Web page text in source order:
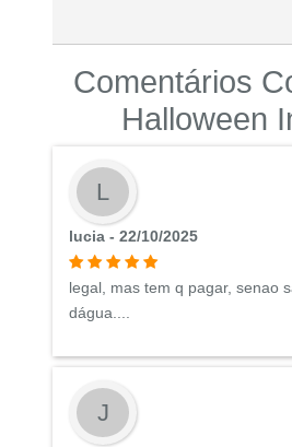
Comentários
Halloween
L
lucia - 22/10/2025
legal, mas tem q pagar, senao
dágua....
J